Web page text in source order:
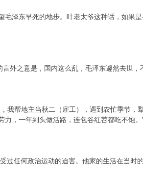
泽东早死的地步。叶老太爷这种话，如果
之意是，国内这么乱，毛泽东遽然去世，
帮地主当秋二（雇工），遇到农忙季节，
，一年到头做活路，连包谷红苕都吃不饱。
任何政治运动的迫害。他家的生活在当时